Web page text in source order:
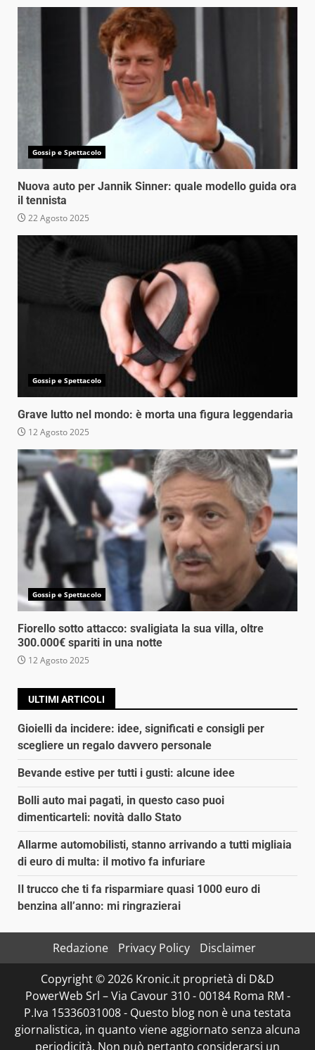
Gossip e Spettacolo
Nuova auto per Jannik Sinner: quale modello guida ora
il tennista
22 Agosto 2025
Gossip e Spettacolo
Grave lutto nel mondo: è morta una figura leggendaria
12 Agosto 2025
Gossip e Spettacolo
Fiorello sotto attacco: svaligiata la sua villa, oltre
300.000€ spariti in una notte
12 Agosto 2025
ULTIMI ARTICOLI
Gioielli da incidere: idee, significati e consigli per
scegliere un regalo davvero personale
Bevande estive per tutti i gusti: alcune idee
Bolli auto mai pagati, in questo caso puoi
dimenticarteli: novità dallo Stato
Allarme automobilisti, stanno arrivando a tutti migliaia
di euro di multa: il motivo fa infuriare
Il trucco che ti fa risparmiare quasi 1000 euro di
benzina all’anno: mi ringrazierai
Redazione Privacy Policy
Disclaimer
Copyright © 2026 Kronic.it proprietà di D&D
PowerWeb Srl – Via Cavour 310 - 00184 Roma RM -
P.Iva 15336031008 - Questo blog non è una testata
giornalistica, in quanto viene aggiornato senza alcuna
periodicità. Non può pertanto considerarsi un